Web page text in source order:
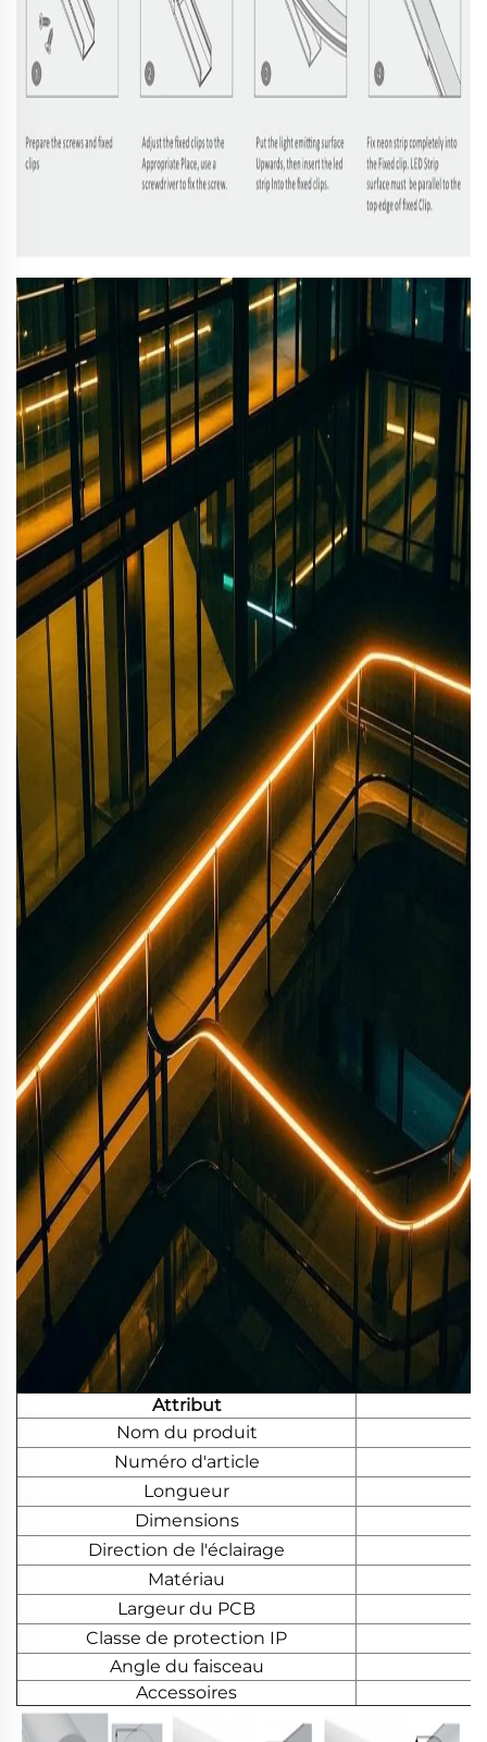
Attribut
Nom du produit
Numéro d'article
Longueur
Dimensions
Direction de l'éclairage
Matériau
Largeur du PCB
Classe de protection IP
Angle du faisceau
Accessoires